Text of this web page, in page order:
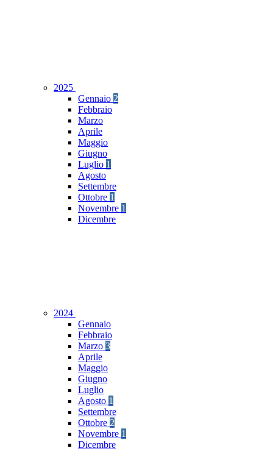
2025
Gennaio 2
Febbraio
Marzo
Aprile
Maggio
Giugno
Luglio 1
Agosto
Settembre
Ottobre 1
Novembre 1
Dicembre
2024
Gennaio
Febbraio
Marzo 3
Aprile
Maggio
Giugno
Luglio
Agosto 1
Settembre
Ottobre 2
Novembre 1
Dicembre